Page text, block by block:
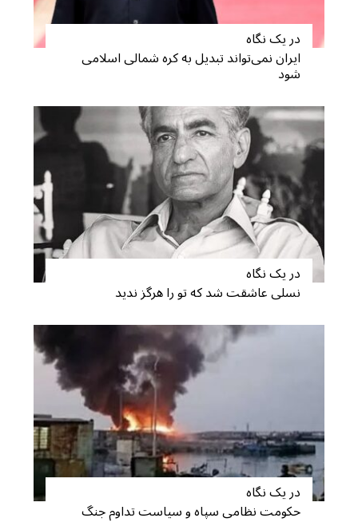
در یک نگاه
ایران نمی‌تواند تبدیل به کره شمالی اسلامی
شود
در یک نگاه
نسلی عاشقت شد که تو را هرگز ندید
در یک نگاه
حکومت نظامی سپاه و سیاست تداوم جنگ
c
h
f
o
r